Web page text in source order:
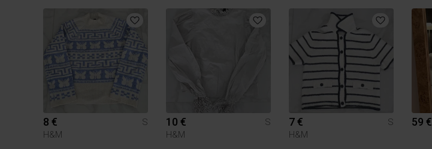
8 €
S
H&M
10 €
S
H&M
7 €
S
H&M
59 €